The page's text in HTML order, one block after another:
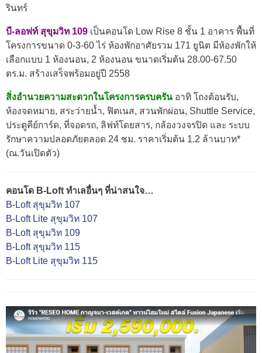
รินทร์
บี-ลอฟท์ สุขุมวิท 109 เป็นคอนโด Low Rise 8 ชั้น 1 อาคาร พื้นที่
โครงการขนาด 0-3-60 ไร่ ห้องพักอาศัยรวม 171 ยูนิต มีห้องพักให้
เลือกแบบ 1 ห้องนอน, 2 ห้องนอน ขนาดเริ่มต้น 28.00-67.50
ตร.ม. สร้างเสร็จพร้อมอยู่ปี 2558
สิ่งอำนวยความสะดวกในโครงการครบครัน อาทิ โถงต้อนรับ,
ห้องจดหมาย, สระว่ายน้ำ, ฟิตเนส, สวนพักผ่อน, Shuttle Service,
ประตูคีย์การ์ด, ที่จอดรถ, ลิฟท์โดยสาร, กล้องวงจรปิด และ ระบบ
รักษาความปลอดภัยตลอด 24 ชม. ราคาเริ่มต้น 1.2 ล้านบาท*
(ณ.วันเปิดตัว)
คอนโด B-Loft ทำเลอื่นๆ ที่น่าสนใจ…
B-Loft สุขุมวิท 107
B-Loft Lite สุขุมวิท 107
B-Loft สุขุมวิท 109
B-Loft สุขุมวิท 115
B-Loft Lite สุขุมวิท 115